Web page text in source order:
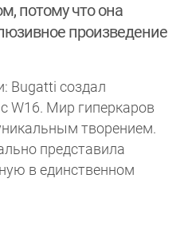
потому что она
произведение
Bugatti создал
W16. Мир гиперкаров
творением.
представила
в единственном